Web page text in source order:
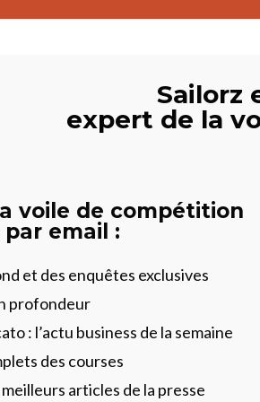
Sailorz
expert de la
voile de compétition
email :
et des enquêtes exclusives
profondeur
: l’actu business de la semaine
des courses
articles de la presse